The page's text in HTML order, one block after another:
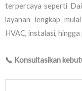
terpercaya seperti
layanan lengkap
HVAC, instalasi,
📞 Konsultasikan